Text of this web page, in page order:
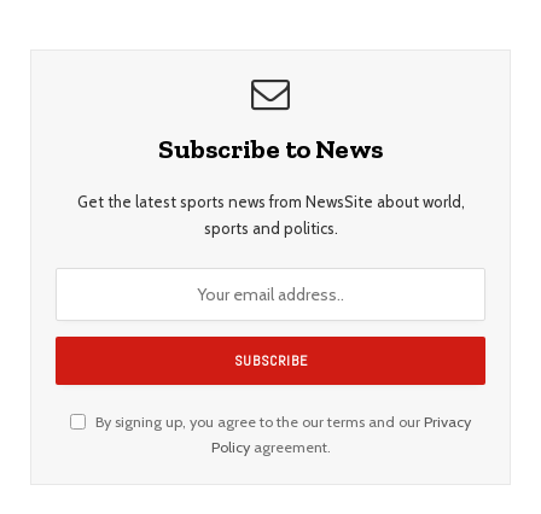
Subscribe to News
Get the latest sports news from NewsSite about world,
sports and politics.
By signing up, you agree to the our terms and our Privacy
Policyagreement.